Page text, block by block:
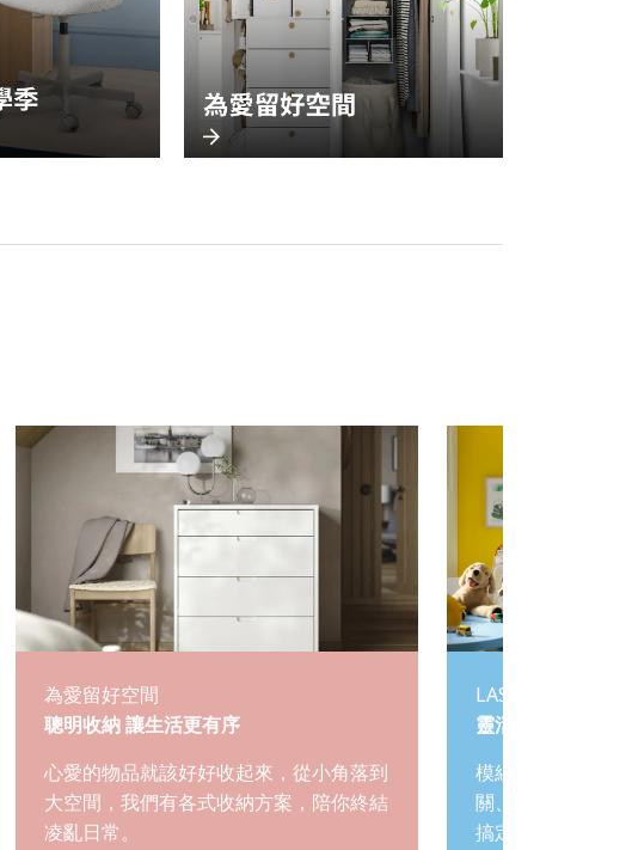
為愛留好空間
聰明收納 讓生活更有序
心愛的物品就該好好收起來，從小角落到
大空間，我們有各式收納方案，陪你終結
凌亂日常。
LASTARE 系統衣
靈活收納 自由配置
模組化設計可依
關、臥室、兒童
搞定！